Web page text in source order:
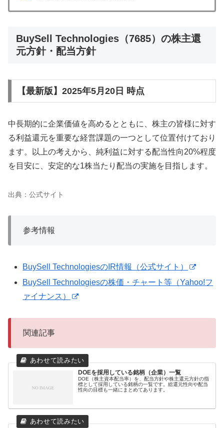
BuySell Technologies（7685）の株主還
元方針・配当方針
【最新版】2025年5月20日 時点
中長期的に企業価値を高めるとともに、株主の皆様に対す
る利益還元を重要な経営課題の一つとして位置付けており
ます。以上の考えから、純利益に対する配当性向20%程度
を目安に、安定的な1株当たり配当の実施を目指します。
出典：公式サイト
参考情報
BuySell TechnologiesのIR情報（公式サイト）
BuySell Technologiesの株価・チャート等（Yahoo!フ
ァイナンス）
関連記事
DOEを採用している銘柄（企業）一覧
DOE（株主資本配当率）を、配当方針や株主還元方針の指
標として採用している銘柄の一覧です。総還元性向や配当
性向の目標も一緒にまとめてあります。